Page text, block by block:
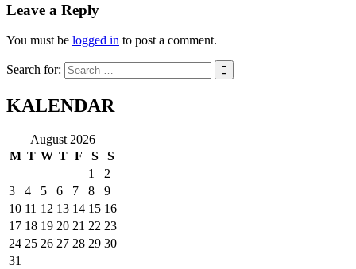
Leave a Reply
You must be logged in to post a comment.
Search for:
KALENDAR
August 2026
M T W T F S
S
1
2
3
4 5 6 7 8
9
10 11 12 13 14 15 16
17 18 19 20 21 22 23
24 25 26 27 28 29 30
31